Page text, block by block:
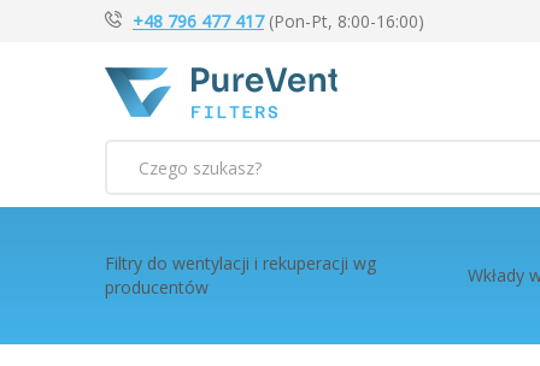
+48 796 477 417(Pon-Pt, 8:00-16:00)
Filtry do wentylacji i rekuperacji wg
producentów
Wkłady